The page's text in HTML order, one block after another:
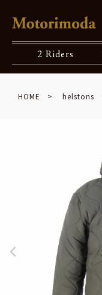
2 Riders
HOME helstons